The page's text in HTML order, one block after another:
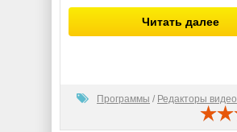
Читать далее
Программы / Редакторы видео